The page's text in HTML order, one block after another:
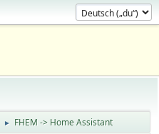
► FHEM -> Home Assistant